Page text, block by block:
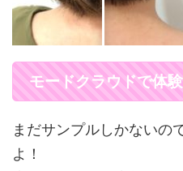
モードクラウドで体
まだサンプルしかないの
よ！